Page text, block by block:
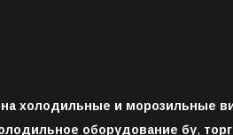
холодильные и морозильные
оборудование бу,